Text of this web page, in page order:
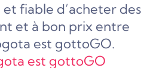
fiable d’acheter des
et à bon prix entre
est gottoGO.
est gottoGO